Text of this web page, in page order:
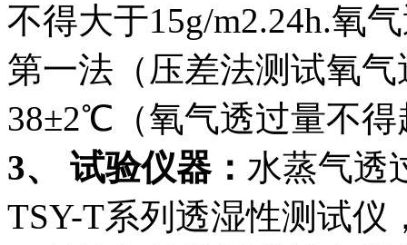
不得大于15g/m2.24h.氧
第一法（压差法测试氧
38±2℃（氧气透过量不得
3、 试验仪器： 水蒸气透
TSY-T系列透湿性测试仪